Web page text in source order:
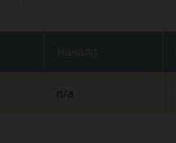
n/a